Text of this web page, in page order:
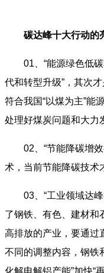
碳达峰十大行动的
01、“能源绿色低
代和转型升级”，其次
符合我国“以煤为主”能
处理好煤炭问题和大力
02、“节能降碳增
术，当前节能降碳技术
03、“工业领域达
了钢铁、有色、建材和
高排放的产业，要通过
不同的调整内容，钢铁
化解电解铝产能”加快“